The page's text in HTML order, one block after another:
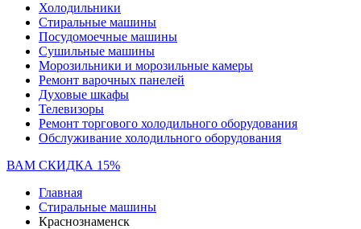
Холодильники
Стиральные машины
Посудомоечные машины
Сушильные машины
Морозильники и морозильные камеры
Ремонт варочных панелей
Духовые шкафы
Телевизоры
Ремонт торгового холодильного оборудования
Обслуживание холодильного оборудования
ВАМ СКИДКА 15%
Главная
Стиральные машины
Краснознаменск